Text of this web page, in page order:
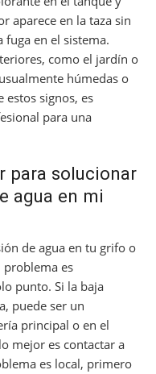
aparece en la taza sin
fuga en el sistema.
como el jardín o
húmedas o
estos signos, es
para una
para solucionar
agua en mi
de agua en tu grifo o
problema es
punto. Si la baja
puede ser un
principal o en el
mejor es contactar a
es local, primero